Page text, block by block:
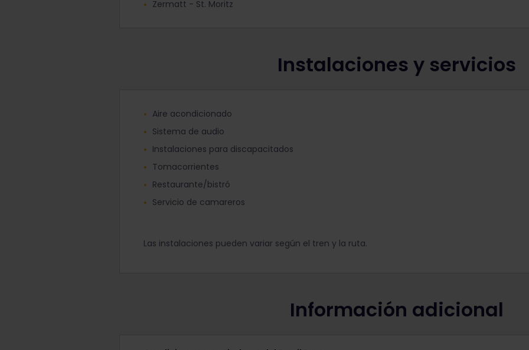
Zermatt - St. Moritz
Instalaciones y servicios
Aire acondicionado
Sistema de audio
Instalaciones para discapacitados
Tomacorrientes
Restaurante/bistró
Servicio de camareros
Las instalaciones pueden variar según el tren y la ruta.
Información adicional